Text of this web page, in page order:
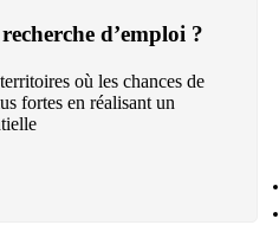
d’emploi ?
où les chances de
fortes en réalisant un